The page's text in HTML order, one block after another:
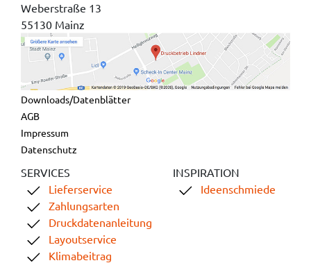
Weberstraße 13
55130 Mainz
Downloads/Datenblätter
AGB
Impressum
Datenschutz
SERVICES
Lieferservice
Zahlungsarten
Druckdatenanleitung
Layoutservice
Klimabeitrag
INSPIRATION
Ideenschmiede